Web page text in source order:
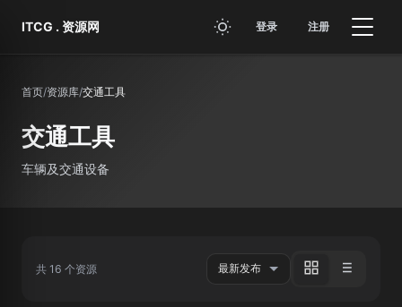
ITCG . 资源网
登录 注册
首页/资源库/交通工具
交通工具
车辆及交通设备
共 16 个资源